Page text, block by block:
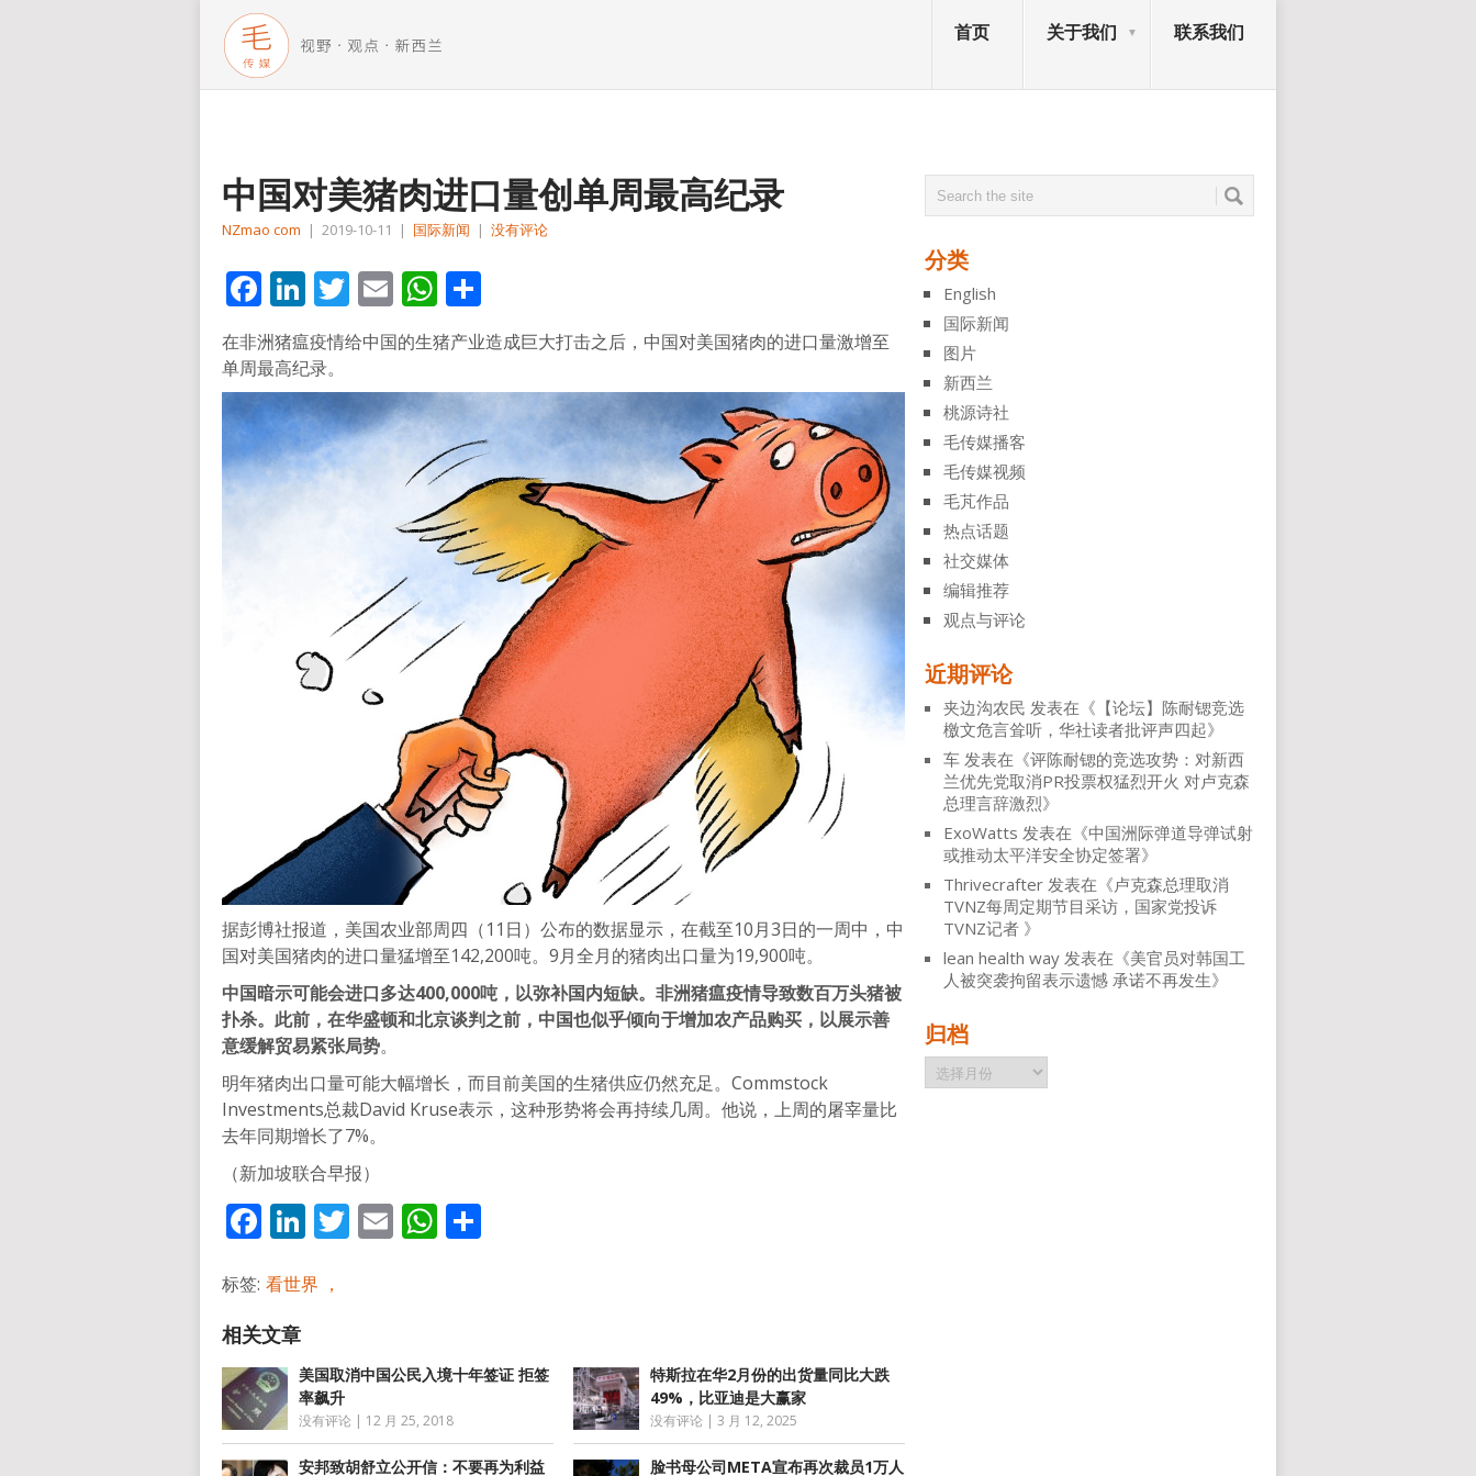
首页 关于我们 联系我们
中国对美猪肉进口量创单周最高纪录
NZmao com | 2019-10-11 | 国际新闻 | 没有评论
Facebook
LinkedIn
Twitter
EmailWhatsApp
享
在非洲猪瘟疫情给中国的生猪产业造成巨大打击之后，中国对美国猪肉的进口量激增至
单周最高纪录。
据彭博社报道，美国农业部周四（11日）公布的数据显示，在截至10月3日的一周中，中
国对美国猪肉的进口量猛增至142,200吨。9月全月的猪肉出口量为19,900吨。
中国暗示可能会进口多达400,000吨，以弥补国内短缺。非洲猪瘟疫情导致数百万头猪被
扑杀。此前，在华盛顿和北京谈判之前，中国也似乎倾向于增加农产品购买，以展示善
意缓解贸易紧张局势。
明年猪肉出口量可能大幅增长，而目前美国的生猪供应仍然充足。Commstock
Investments总裁David Kruse表示，这种形势将会再持续几周。他说，上周的屠宰量比
去年同期增长了7%。
（新加坡联合早报）
Facebook
LinkedIn
Twitter
EmailWhatsApp
标签: 看世界 ，
美国取消中国公民入境十年签证 拒签
率飙升
没有评论 | 12 月 25, 2018
特斯拉在华2月份的出货量同比大跌
49%，比亚迪是大赢家
没有评论 |3 月 12, 2025
安邦致胡舒立公开信：不要再为利益 脸书母公司META宣布再次裁员1万人
分类
English
国际新闻
图片
新西兰
桃源诗社
毛传媒播客
毛传媒视频
毛芃作品
热点话题
社交媒体
编辑推荐
观点与评论
近期评论
夹边沟农民 发表在《 【论坛】陈耐锶竞选
檄文危言耸听，华社读者批评声四起》
车 发表在《评陈耐锶的竞选攻势：对新西
兰优先党取消PR投票权猛烈开火 对卢克森
总理言辞激烈》
ExoWatts 发表在《中国洲际弹道导弹试射
或推动太平洋安全协定签署》
Thrivecrafter 发表在《卢克森总理取消
TVNZ每周定期节目采访，国家党投诉
TVNZ记者 》
lean health way 发表在《美官员对韩国工
人被突袭拘留表示遗憾 承诺不再发生》
归档
归
档